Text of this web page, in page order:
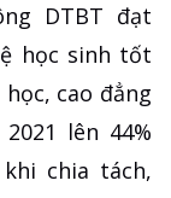
DTBT đạt
học sinh tốt
cao đẳng
lên 44%
chia tách,